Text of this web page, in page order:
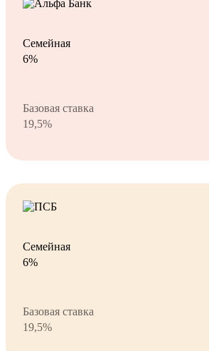
Семейная
6%
Базовая ставка
19,5%
Семейная
6%
Базовая ставка
19,5%